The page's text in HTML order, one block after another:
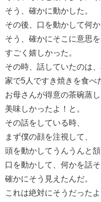
そう、確かに動かした。
その後、口を動かして何
そう、確かにそこに意思
すごく嬉しかった。
その時、話していたのは、
家で5人ですき焼きを食べ
お母さんが得意の茶碗蒸
美味しかったよ！と。
その話をしている時、
まず僕の顔を注視して、
頭を動かしてうんうんと頷
口を動かして、何かを話そ
確かにそう見えたんだ。
これは絶対にそうだったよ